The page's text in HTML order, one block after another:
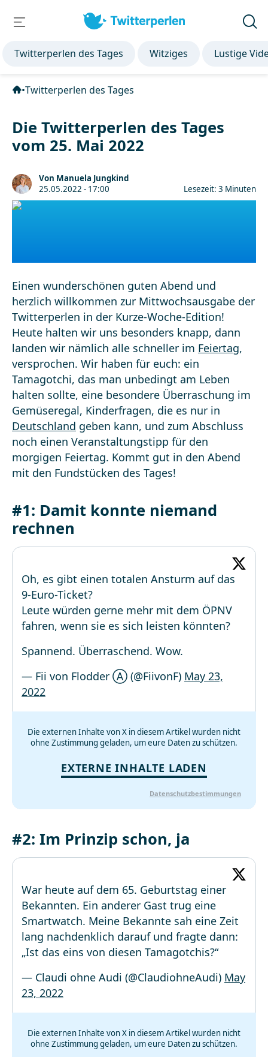
Twitterperlen des Tages Witziges Lustige
•Twitterperlen des Tages
Die Twitterperlen des Tages
vom 25. Mai 2022
Von Manuela Jungkind
25.05.2022 - 17:00
Lesezeit: 3 Minuten
Einen wunderschönen guten Abend und
herzlich willkommen zur Mittwochsausgabe der
Twitterperlen in der Kurze-Woche-Edition!
Heute halten wir uns besonders knapp, dann
landen wir nämlich alle schneller im Feiertag,
versprochen. Wir haben für euch: ein
Tamagotchi, das man unbedingt am Leben
halten sollte, eine besondere Überraschung im
Gemüseregal, Kinderfragen, die es nur in
Deutschland geben kann, und zum Abschluss
noch einen Veranstaltungstipp für den
morgigen Feiertag. Kommt gut in den Abend
mit den Fundstücken des Tages!
#1: Damit konnte niemand
rechnen
Oh, es gibt einen totalen Ansturm auf das
9-Euro-Ticket?
Leute würden gerne mehr mit dem ÖPNV
fahren, wenn sie es sich leisten könnten?
Spannend. Überraschend. Wow.
— Fii von Flodder Ⓐ (@FiivonF) May 23,
2022
Die externen Inhalte von X in diesem Artikel wurden nicht
ohne Zustimmung geladen, um eure Daten zu schützen.
EXTERNE INHALTE LADEN
Datenschutzbestimmungen
#2: Im Prinzip schon, ja
War heute auf dem 65. Geburtstag einer
Bekannten. Ein anderer Gast trug eine
Smartwatch. Meine Bekannte sah eine Zeit
lang nachdenklich darauf und fragte dann:
„Ist das eins von diesen Tamagotchis?“
— Claudi ohne Audi (@ClaudiohneAudi) May
23, 2022
Die externen Inhalte von X in diesem Artikel wurden nicht
ohne Zustimmung geladen, um eure Daten zu schützen.